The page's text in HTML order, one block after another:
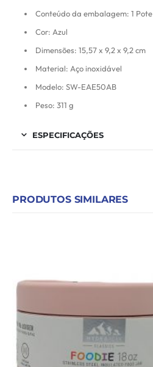
Conteúdo da embalagem: 1 Pote
Cor: Azul
Dimensões: 15,57 x 9,2 x 9,2 cm
Material: Aço inoxidável
Modelo: SW-EAE50AB
Peso: 311 g
ESPECIFICAÇÕES
PRODUTOS SIMILARES